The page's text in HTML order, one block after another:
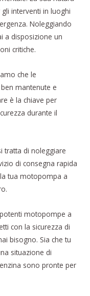
interventi in luoghi
Noleggiando
a disposizione un
critiche.
che le
mantenute e
è la chiave per
durante il
tratta di noleggiare
di consegna rapida
tua motopompa a
motopompe a
con la sicurezza di
bisogno. Sia che tu
situazione di
sono pronte per